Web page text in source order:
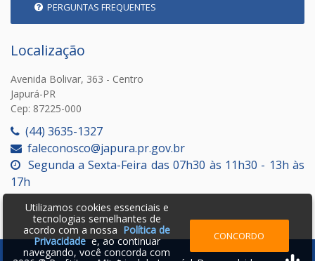
PERGUNTAS FREQUENTES
Localização
Avenida Bolivar, 363 - Centro
Japurá-PR
Cep: 87225-000
(44) 3635-1327
faleconosco@japura.pr.gov.br
Segunda a Sexta-Feira das 07h30 às 11h30 - 13h às
17h
Utilizamos cookies essenciais e
tecnologias semelhantes de
acordo com a nossa Política de
Privacidadee, ao continuar
navegando, você concorda com
CONCORDO